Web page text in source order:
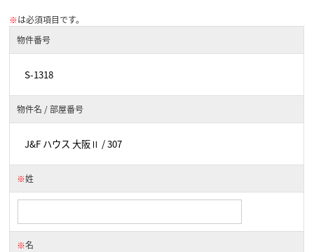
※は必須項目です。
物件番号
物件名 / 部屋番号
※姓
※名